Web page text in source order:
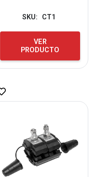
SKU: CT1
VER
PRODUCTO